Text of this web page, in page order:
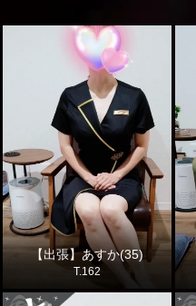
【出張】あすか(35)
T.162